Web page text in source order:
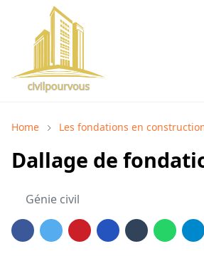
Home Les fondations en
Dallage de
Génie civil